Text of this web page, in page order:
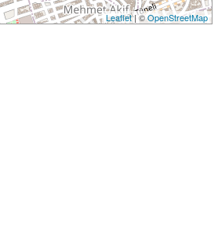
Leaflet| ©OpenStreetMap